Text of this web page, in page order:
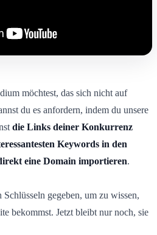
möchtest, das sich nicht auf
du es anfordern, indem du unsere
die Links deiner Konkurrenz
Keywords in den
eine Domain importieren.
gegeben, um zu wissen,
bekommst. Jetzt bleibt nur noch, sie